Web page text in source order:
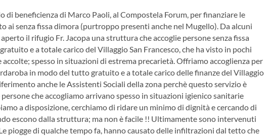
di beneficienza di Marco Paoli, al Compostela Forum, per finanziare le
ai senza fissa dimora (purtroppo presenti anche nel Mugello). Da alcuni
il rifugio Fr. Jacopa una struttura che accoglie persone senza fissa
e a totale carico del Villaggio San Francesco, che ha visto in pochi
spesso in situazioni di estrema precarietà. Offriamo accoglienza per
in modo del tutto gratuito e a totale carico delle finanze del Villaggio
anche le Assistenti Sociali della zona perchè questo servizio è
che accogliamo arrivano spesso in situazioni igienico sanitarie
a disposizione, cerchiamo di ridare un minimo di dignità e cercando di
escono dalla struttura; ma non è facile !! Ultimamente sono intervenuti
piogge di qualche tempo fa, hanno causato delle infiltrazioni dal tetto che